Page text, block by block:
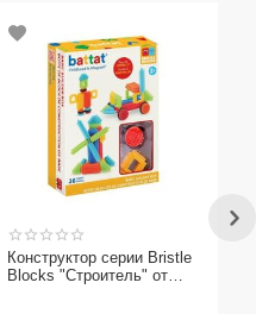
Конструктор серии Bristle
Blocks "Строитель" от